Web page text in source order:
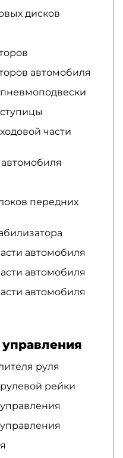
дисков
автомобиля
части
передних
автомобиля
автомобиля
автомобиля
руля
рейки